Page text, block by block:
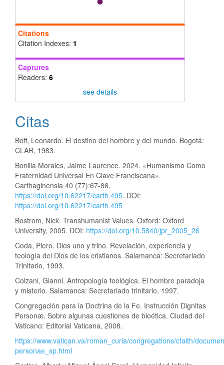
Citations
Citation Indexes: 1
Captures
Readers: 6
see details
Citas
Boff, Leonardo. El destino del hombre y del mundo. Bogotá:
CLAR, 1983.
Bonilla Morales, Jaime Laurence. 2024. «Humanismo Como
Fraternidad Universal En Clave Franciscana».
Carthaginensia 40 (77):67-86.
https://doi.org/10.62217/carth.495. DOI:
https://doi.org/10.62217/carth.495
Bostrom, Nick. Transhumanist Values. Oxford: Oxford
University, 2005. DOI: https://doi.org/10.5840/jpr_2005_26
Coda, Piero. Dios uno y trino. Revelación, experiencia y
teología del Dios de los cristianos. Salamanca: Secretariado
Trinitario, 1993.
Colzani, Gianni. Antropología teológica. El hombre paradoja
y misterio. Salamanca: Secretariado trinitario, 1997.
Congregación para la Doctrina de la Fe. Instrucción Dignitas
Personæ. Sobre algunas cuestiones de bioética. Ciudad del
Vaticano: Editorial Vaticana, 2008.
https://www.vatican.va/roman_curia/congregations/cfaith/
personae_sp.html